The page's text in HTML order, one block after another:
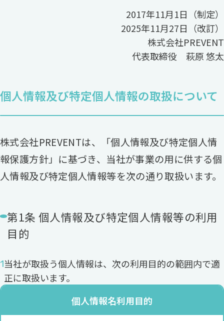
2017年11月1日（制定）
2025年11月27日（改訂）
株式会社PREVENT
代表取締役 萩原 悠太
個人情報及び特定個人情報の取扱について
株式会社PREVENTは、「個人情報及び特定個人情
報保護方針」に基づき、当社が事業の用に供する個
人情報及び特定個人情報等を次の通り取扱います。
第1条 個人情報及び特定個人情報等の利用
目的
当社が取扱う個人情報は、次の利用目的の範囲内で適
正に取扱います。
個人情報名利用目的